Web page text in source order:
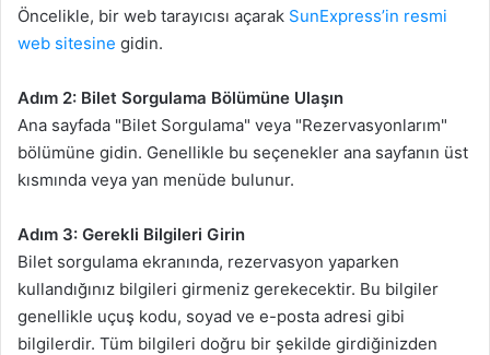
Öncelikle, bir web tarayıcısı açarak SunExpress’in resmi
web sitesine gidin.
Adım 2: Bilet Sorgulama Bölümüne Ulaşın
Ana sayfada "Bilet Sorgulama" veya "Rezervasyonlarım"
bölümüne gidin. Genellikle bu seçenekler ana sayfanın üst
kısmında veya yan menüde bulunur.
Adım 3: Gerekli Bilgileri Girin
Bilet sorgulama ekranında, rezervasyon yaparken
kullandığınız bilgileri girmeniz gerekecektir. Bu bilgiler
genellikle uçuş kodu, soyad ve e-posta adresi gibi
bilgilerdir. Tüm bilgileri doğru bir şekilde girdiğinizden